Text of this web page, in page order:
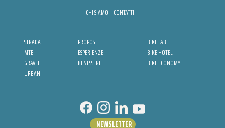
CHI SIAMO CONTATTI
STRADA
MTB
GRAVEL
URBAN
PROPOSTE
ESPERIENZE
BENESSERE
BIKE LAB
BIKE HOTEL
BIKE ECONOMY
NEWSLETTER